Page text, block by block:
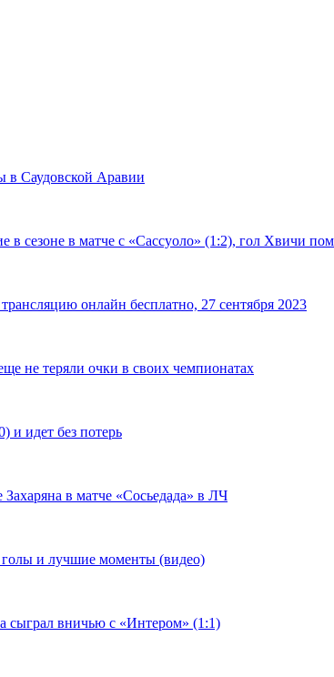
в Саудовской Аравии
сезоне в матче с «Сассуоло» (1:2), гол Хвичи
онлайн бесплатно, 27 сентября 2023
не теряли очки в своих чемпионатах
и идет без потерь
Захаряна в матче «Сосьедада» в ЛЧ
голы и лучшие моменты (видео)
сыграл вничью с «Интером» (1:1)